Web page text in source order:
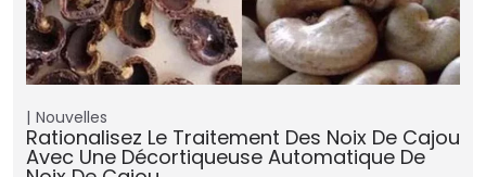
Nouvelles
Rationalisez Le Traitement Des Noix De Cajou
Avec Une Décortiqueuse Automatique De